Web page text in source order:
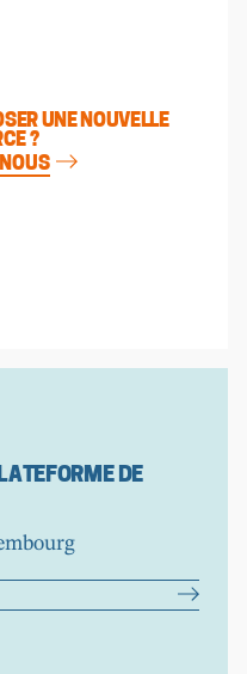
UNE NOUVELLE
?
DE